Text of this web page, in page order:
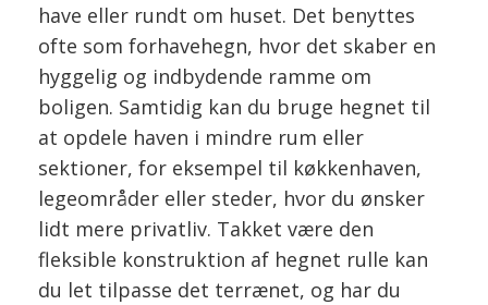
have eller rundt om huset. Det benyttes
ofte som forhavehegn, hvor det skaber en
hyggelig og indbydende ramme om
boligen. Samtidig kan du bruge hegnet til
at opdele haven i mindre rum eller
sektioner, for eksempel til køkkenhaven,
legeområder eller steder, hvor du ønsker
lidt mere privatliv. Takket være den
fleksible konstruktion af hegnet rulle kan
du let tilpasse det terrænet, og har du